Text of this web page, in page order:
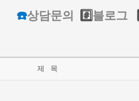
상담문의 #️⃣ 블로그
제 목